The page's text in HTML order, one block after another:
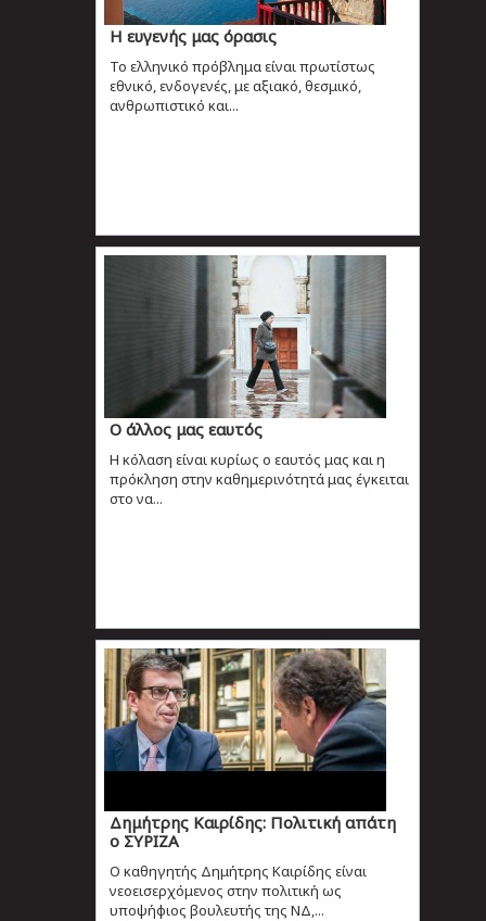
Η ευγενής μας όρασις
Το ελληνικό πρόβλημα είναι πρωτίστως
εθνικό, ενδογενές, με αξιακό, θεσμικό,
ανθρωπιστικό και...
Ο άλλος μας εαυτός
Η κόλαση είναι κυρίως ο εαυτός μας και η
πρόκληση στην καθημερινότητά μας έγκειται
στο να...
Δημήτρης Καιρίδης: Πολιτική απάτη
ο ΣΥΡΙΖΑ
Ο καθηγητής Δημήτρης Καιρίδης είναι
νεοεισερχόμενος στην πολιτική ως
υποψήφιος βουλευτής της ΝΔ,...